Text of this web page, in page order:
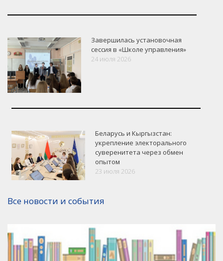
VK Google+ Facebook
Завершилась установочная
сессия в «Школе управления»
24 июля 2026
Беларусь и Кыргызстан:
укрепление электорального
суверенитета через обмен
опытом
23 июля 2026
Все новости и события